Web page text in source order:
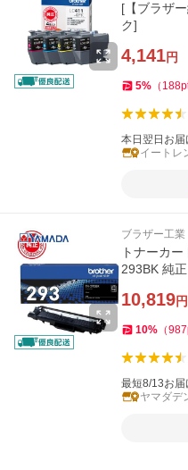
[【ブラザ
ク]
4,141円
5% （ 188
本日翌日お届
イートレ
ブラザー工業
トナーカ
293BK 純
10,819円
10% （987
最短8/13お届
ヤマダデ